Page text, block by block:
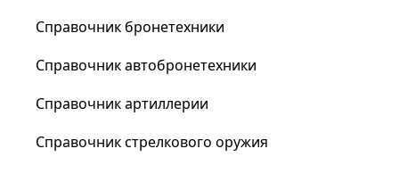
Справочник бронетехники
Справочник автобронетехники
Справочник артиллерии
Справочник стрелкового оружия